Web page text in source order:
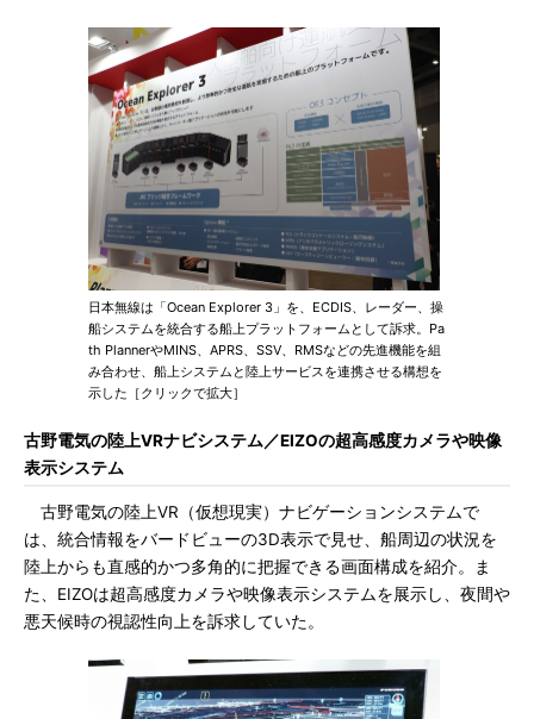
日本無線は「Ocean Explorer 3」を、ECDIS、レーダー、操
船システムを統合する船上プラットフォームとして訴求。Pa
th PlannerやMINS、APRS、SSV、RMSなどの先進機能を組
み合わせ、船上システムと陸上サービスを連携させる構想を
示した［クリックで拡大］
古野電気の陸上VRナビシステム／EIZOの超高感度カメラや映像
表示システム
古野電気の陸上VR（仮想現実）ナビゲーションシステムで
は、統合情報をバードビューの3D表示で見せ、船周辺の状況を
陸上からも直感的かつ多角的に把握できる画面構成を紹介。ま
た、EIZOは超高感度カメラや映像表示システムを展示し、夜間や
悪天候時の視認性向上を訴求していた。